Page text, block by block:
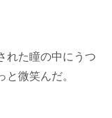
れた瞳の中にうつ
微笑んだ。